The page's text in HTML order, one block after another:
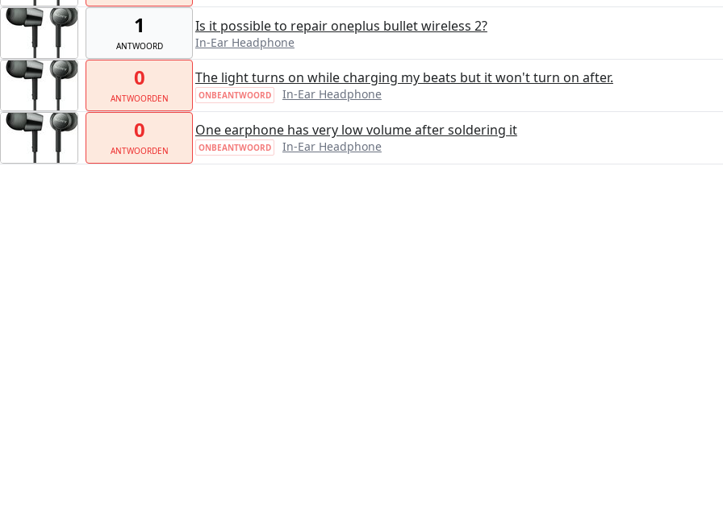
1
ANTWOORD
Is it possible to repair oneplus bullet wireless 2?
In-Ear Headphone
0
ANTWOORDEN
The light turns on while charging my beats but it won't turn on after.
ONBEANTWOORD In-Ear Headphone
0
ANTWOORDEN
One earphone has very low volume after soldering it
ONBEANTWOORD In-Ear Headphone